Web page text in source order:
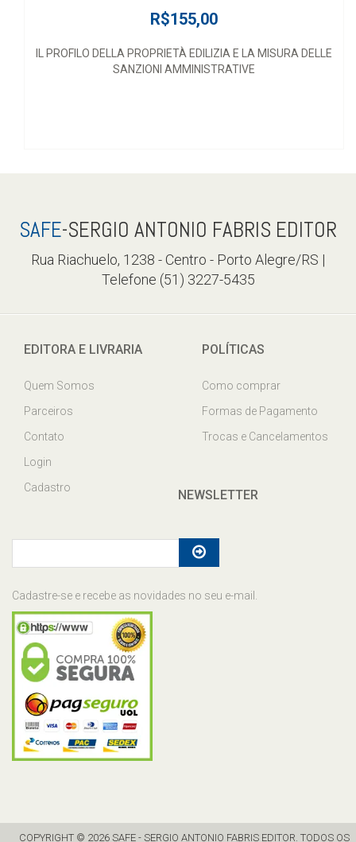
R$155,00
IL PROFILO DELLA PROPRIETÀ EDILIZIA E LA MISURA DELLE
SANZIONI AMMINISTRATIVE
SAFE-SERGIO ANTONIO FABRIS EDITOR
Rua Riachuelo, 1238 - Centro - Porto Alegre/RS |
Telefone (51) 3227-5435
EDITORA E LIVRARIA
Quem Somos
Parceiros
Contato
Login
Cadastro
POLÍTICAS
Como comprar
Formas de Pagamento
Trocas e Cancelamentos
NEWSLETTER
Cadastre-se e recebe as novidades no seu e-mail.
COPYRIGHT © 2026 SAFE - SERGIO ANTONIO FABRIS EDITOR. TODOS OS